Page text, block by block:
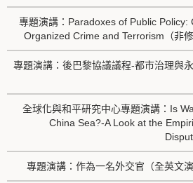
專題演講：Paradoxes of Public Policy:
Organized Crime and Terrorism（非
專題演講：後巴黎協議議程-都市治理與
全球化與和平研究中心專題演講：Is
China Sea?-A Look at the
專題演講：作為一名外交官（全英文